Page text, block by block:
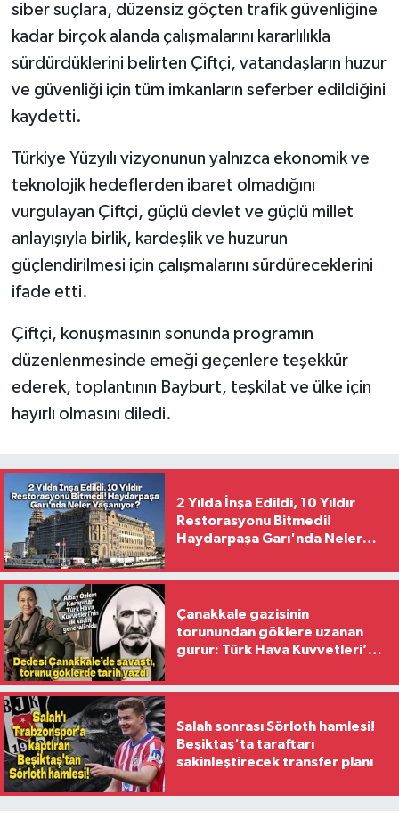
siber suçlara, düzensiz göçten trafik güvenliğine
kadar birçok alanda çalışmalarını kararlılıkla
sürdürdüklerini belirten Çiftçi, vatandaşların huzur
ve güvenliği için tüm imkanların seferber edildiğini
kaydetti.
Türkiye Yüzyılı vizyonunun yalnızca ekonomik ve
teknolojik hedeflerden ibaret olmadığını
vurgulayan Çiftçi, güçlü devlet ve güçlü millet
anlayışıyla birlik, kardeşlik ve huzurun
güçlendirilmesi için çalışmalarını sürdüreceklerini
ifade etti.
Çiftçi, konuşmasının sonunda programın
düzenlenmesinde emeği geçenlere teşekkür
ederek, toplantının Bayburt, teşkilat ve ülke için
hayırlı olmasını diledi.
2 Yılda İnşa Edildi, 10 Yıldır
Restorasyonu Bitmedi!
Haydarpaşa Garı'nda Neler
Çanakkale gazisinin
torunundan göklere uzanan
gurur: Türk Hava Kuvvetleri’nin
Salah sonrası Sörloth hamlesi!
Beşiktaş'ta taraftarı
sakinleştirecek transfer planı